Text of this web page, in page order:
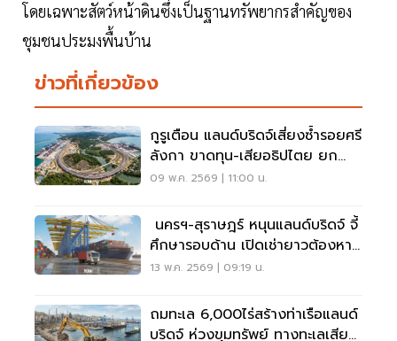
โดยเฉพาะสัตว์หน้าดินซึ่งเป็นฐานทรัพยากรสำคัญของ
ชุมชนประมงพื้นบ้าน
ข่าวที่เกี่ยวข้อง
กูรูเตือน แลนด์บริดจ์เสี่ยงซ้ำรอยศรี
ลังกา ขาดทุน-เสียอธิปไตย ยก
มาเลเซียตัวอย่างความสำเร็จ
09 พ.ค. 2569 | 11:00 น.
นครฯ-สุราษฎร์ หนุนแลนด์บริดจ์ จี้
ศึกษารอบด้าน เปิดเช่ายาวต้องหา
จุดสมดุลชาวบ้าน
13 พ.ค. 2569 | 09:19 น.
ถมทะเล 6,000ไร่สร้างท่าเรือแลนด์
บริดจ์ ห่วงขุมทรัพย์ ทางทะเลเสีย